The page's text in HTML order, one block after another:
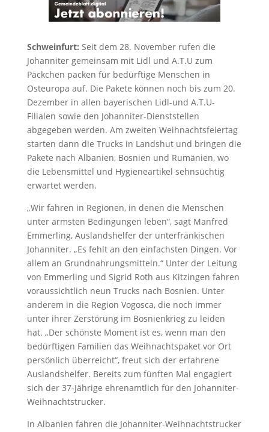
Schweinfurt: Seit dem 28. November rufen die
Johanniter gemeinsam mit Lidl und A.T.U zum
Päckchen packen für bedürftige Menschen in
Osteuropa auf. Die Pakete können noch bis zum 20.
Dezember in allen bayerischen Lidl-und A.T.U-
Filialen sowie den Johanniter-Dienststellen
abgegeben werden. Am zweiten Weihnachtsfeiertag
starten dann die Trucks in Landshut und bringen die
Pakete nach Albanien, Bosnien und Rumänien, wo
die Lebensmittel und Hygieneartikel sehnsüchtig
erwartet werden.
„Wir fahren in Regionen, in denen die Menschen
unter ärmsten Bedingungen leben“, sagt Manfred
Emmerling, Auslandshelfer der unterfränkischen
Johanniter. „Es fehlt an den einfachsten Dingen. Vor
allem an Grundnahrungsmitteln.“ Unter der Leitung
von Emmerling und Sigrid Roth aus Kitzingen fahren
voraussichtlich neun Trucks nach Bosnien. Unter
anderem in die Region Vogosca, die noch immer
unter ihrer Zerstörung im Bosnienkrieg zu leiden
hat. „Der schönste Moment ist es, wenn man den
bedürftigen Familien das Weihnachtspaket vor Ort
persönlich überreicht“, freut sich der erfahrene
Auslandshelfer. Bereits zum fünften Mal engagiert
sich der 37-Jährige ehrenamtlich für den Johanniter-
Weihnachtstrucker.
In Albanien fahren die Johanniter-Weihnachtstrucker